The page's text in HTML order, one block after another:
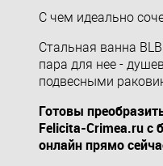
С чем идеально
Стальная ванна
пара для нее -
подвесными
Готовы
Felicita-Crimea.ru с
онлайн прямо